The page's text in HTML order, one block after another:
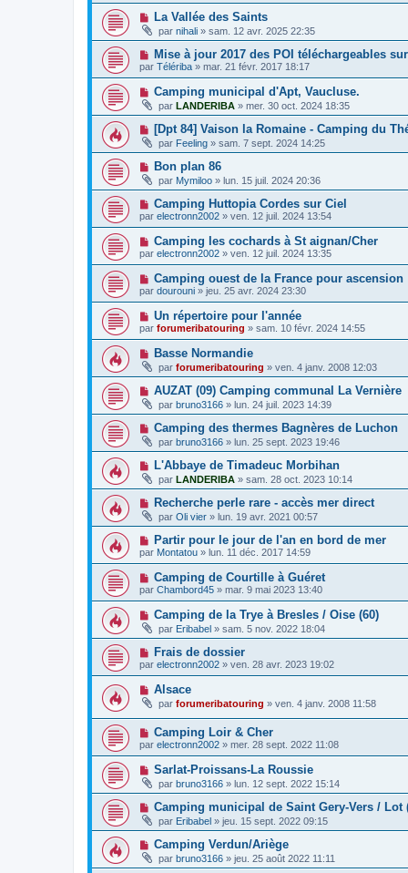
La Vallée des Saints
par nihali » sam. 12 avr. 2025 22:35
Mise à jour 2017 des POI téléchargeables
par Télériba » mar. 21 févr. 2017 18:17
Camping municipal d'Apt, Vaucluse.
par LANDERIBA » mer. 30 oct. 2024 18:35
[Dpt 84] Vaison la Romaine - Camping du
par Feeling » sam. 7 sept. 2024 14:25
Bon plan 86
par Mymiloo » lun. 15 juil. 2024 20:36
Camping Huttopia Cordes sur Ciel
par electronn2002 » ven. 12 juil. 2024 13:54
Camping les cochards à St aignan/Cher
par electronn2002 » ven. 12 juil. 2024 13:35
Camping ouest de la France pour ascension
par dourouni » jeu. 25 avr. 2024 23:30
Un répertoire pour l'année
par forumeribatouring » sam. 10 févr. 2024 14:55
Basse Normandie
par forumeribatouring » ven. 4 janv. 2008 12:03
AUZAT (09) Camping communal La Vernière
par bruno3166 » lun. 24 juil. 2023 14:39
Camping des thermes Bagnères de Luchon
par bruno3166 » lun. 25 sept. 2023 19:46
L'Abbaye de Timadeuc Morbihan
par LANDERIBA » sam. 28 oct. 2023 10:14
Recherche perle rare - accès mer direct
par Oli vier » lun. 19 avr. 2021 00:57
Partir pour le jour de l'an en bord de mer
par Montatou » lun. 11 déc. 2017 14:59
Camping de Courtille à Guéret
par Chambord45 » mar. 9 mai 2023 13:40
Camping de la Trye à Bresles / Oise (60)
par Eribabel » sam. 5 nov. 2022 18:04
Frais de dossier
par electronn2002 » ven. 28 avr. 2023 19:02
Alsace
par forumeribatouring » ven. 4 janv. 2008 11:58
Camping Loir & Cher
par electronn2002 » mer. 28 sept. 2022 11:08
Sarlat-Proissans-La Roussie
par bruno3166 » lun. 12 sept. 2022 15:14
Camping municipal de Saint Gery-Vers / Lot
par Eribabel » jeu. 15 sept. 2022 09:15
Camping Verdun/Ariège
par bruno3166 » jeu. 25 août 2022 11:11